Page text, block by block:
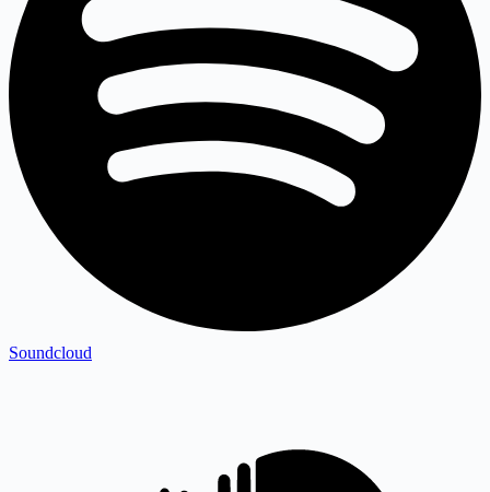
Soundcloud